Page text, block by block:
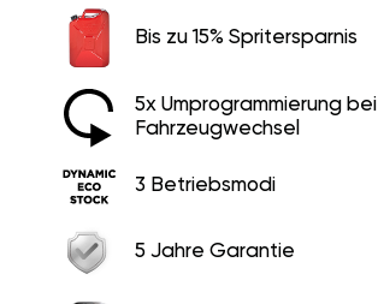
Bis zu 15% Spritersparnis
5x Umprogrammierung bei
Fahrzeugwechsel
3 Betriebsmodi
5 Jahre Garantie